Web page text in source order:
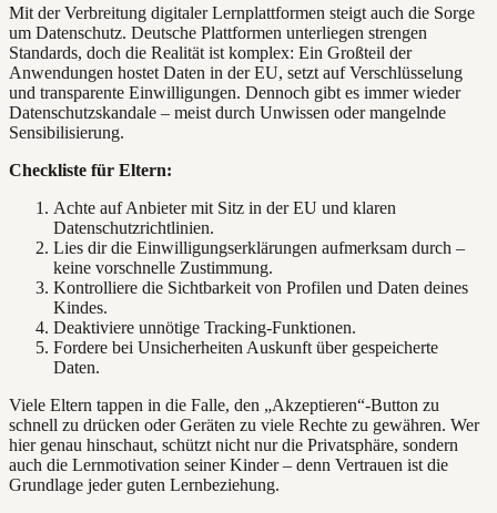
Mit der Verbreitung digitaler Lernplattformen steigt auch die Sorge
um Datenschutz. Deutsche Plattformen unterliegen strengen
Standards, doch die Realität ist komplex: Ein Großteil der
Anwendungen hostet Daten in der EU, setzt auf Verschlüsselung
und transparente Einwilligungen. Dennoch gibt es immer wieder
Datenschutzskandale – meist durch Unwissen oder mangelnde
Sensibilisierung.
Checkliste für Eltern:
Achte auf Anbieter mit Sitz in der EU und klaren
Datenschutzrichtlinien.
Lies dir die Einwilligungserklärungen aufmerksam durch –
keine vorschnelle Zustimmung.
Kontrolliere die Sichtbarkeit von Profilen und Daten deines
Kindes.
Deaktiviere unnötige Tracking-Funktionen.
Fordere bei Unsicherheiten Auskunft über gespeicherte
Daten.
Viele Eltern tappen in die Falle, den „Akzeptieren“-Button zu
schnell zu drücken oder Geräten zu viele Rechte zu gewähren. Wer
hier genau hinschaut, schützt nicht nur die Privatsphäre, sondern
auch die Lernmotivation seiner Kinder – denn Vertrauen ist die
Grundlage jeder guten Lernbeziehung.